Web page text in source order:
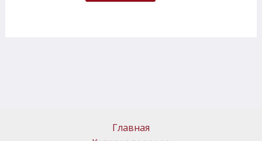
Главная